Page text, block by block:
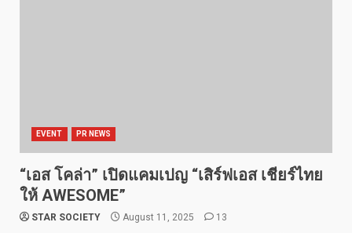
EVENT PR NEWS
“เอส โคล่า” เปิดแคมเปญ “เสิร์ฟเอส เชียร์ไทย
ให้ AWESOME”
STAR SOCIETY August 11, 2025 13